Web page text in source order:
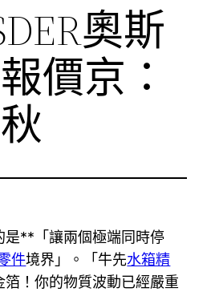
奧斯
價京：
是**「讓兩個極端同時停
件境界」。「牛先水箱精
！你的物質波動已經嚴重